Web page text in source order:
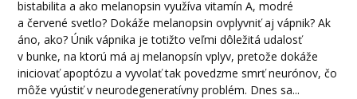
bistabilita a ako melanopsin využíva vitamín A, modré
a červené svetlo? Dokáže melanopsin ovplyvniť aj vápnik? Ak
áno, ako? Únik vápnika je totižto veľmi dôležitá udalosť
v bunke, na ktorú má aj melanopsín vplyv, pretože dokáže
iniciovať apoptózu a vyvolať tak povedzme smrť neurónov, čo
môže vyústiť v neurodegeneratívny problém. Dnes sa...